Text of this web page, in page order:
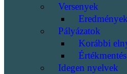
Versenyek
Eredmények
Pályázatok
Korábbi
Idegen nyelvek